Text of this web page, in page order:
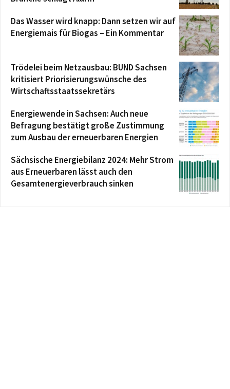
Das Wasser wird knapp: Dann setzen wir auf
Energiemais für Biogas – Ein Kommentar
Trödelei beim Netzausbau: BUND Sachsen
kritisiert Priorisierungswünsche des
Wirtschaftsstaatssekretärs
Energiewende in Sachsen: Auch neue
Befragung bestätigt große Zustimmung
zum Ausbau der erneuerbaren Energien
Sächsische Energiebilanz 2024: Mehr Strom
aus Erneuerbaren lässt auch den
Gesamtenergieverbrauch sinken